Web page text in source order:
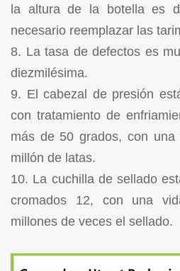
la altura de la botella es
necesario reemplazar las
8. La tasa de defectos es
diezmilésima.
9. El cabezal de presión
con tratamiento de
más de 50 grados, con
millón de latas.
10. La cuchilla de sellado
cromados 12, con una
millones de veces el sellado.